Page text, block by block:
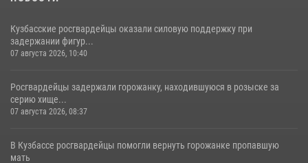
Кузбасские росгвардейцы оказали силовую поддержку при
задержании фигур...
07 августа 2026, 10:40
Росгвардейцы задержали горожанку, находившуюся в розыске за
серию хище...
07 августа 2026, 08:37
В Кузбассе росгвардейцы помогли вернуть горожанке пропавшую
мать